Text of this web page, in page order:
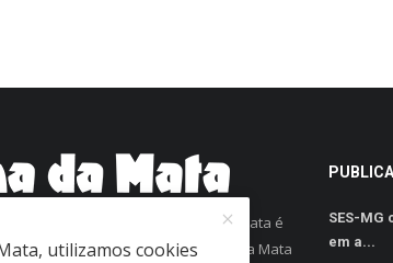
anos de história, o jornal Folha da Mata é
em informação na região da Zona da Mata
SES-
em a...
utilizamos cookies